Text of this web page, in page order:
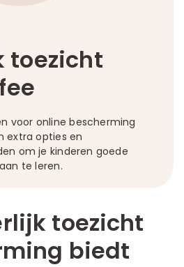
toezicht
voor online bescherming
extra opties en
om je kinderen goede
te leren.
toezicht
biedt